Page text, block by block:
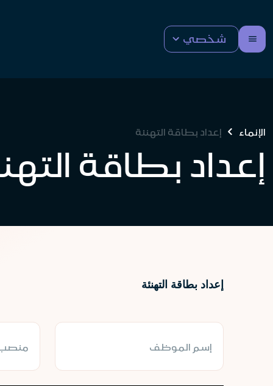
شخصي
الإنماء إعداد بطاقة التهنئة
إعداد بطاقة
إعداد بطاقة التهنئة
إسم الموظف